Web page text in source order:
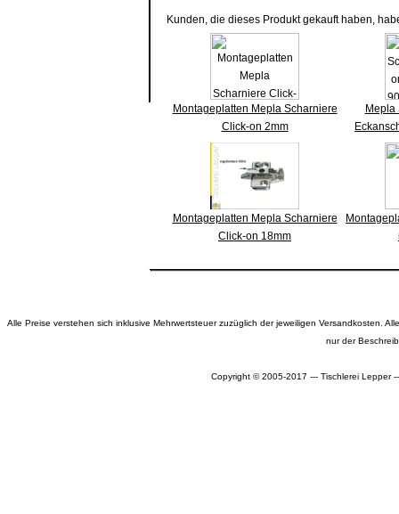
Kunden, die dieses Produkt gekauft haben,
Montageplatten Mepla Scharniere
Click-on 2mm
Mepla
Montageplatten Mepla Scharniere
Click-on 18mm
Alle Preise verstehen sich inklusive Mehrwertsteuer zuzüglich der jeweiligen Versandkosten.
nur der
Copyright © 2005-2017 --- Tischlerei Lepper